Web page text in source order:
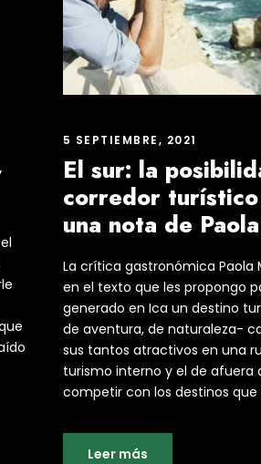
5 SEPTIEMBRE, 2021
El sur: la
corredor
una nota de
La crítica gastronómica Paola
en el texto que les propongo
generado en Ica un destino
de aventura, de naturaleza-
sus tantos atractivos en una
turismo interno y el de afuera
competir con los destinos que
Leer más